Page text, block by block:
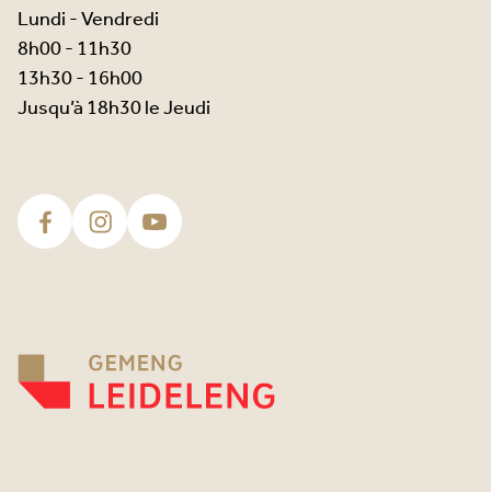
Lundi - Vendredi
8h00 - 11h30
13h30 - 16h00
Jusqu’à 18h30 le Jeudi